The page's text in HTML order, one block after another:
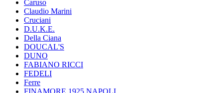
Caruso
Claudio Marini
Cruciani
D.U.K.E.
Della Ciana
DOUCAL'S
DUNO
FABIANO RICCI
FEDELI
Ferre
FINAMORE 1925 NAPOLI